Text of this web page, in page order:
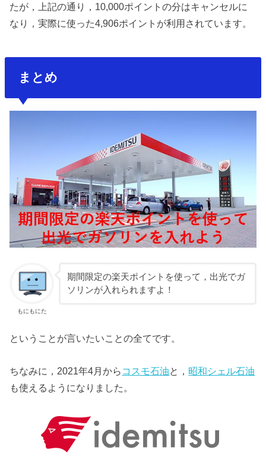
たが，上記の通り，10,000ポイントの分はキャンセルに
なり，実際に使った4,906ポイントが利用されています。
まとめ
もにもにた
期間限定の楽天ポイントを使って，出光でガ
ソリンが入れられますよ！
ということが言いたいことの全てです。
ちなみに，2021年4月から コスモ石油と， 昭和シェル石油
も使えるようになりました。